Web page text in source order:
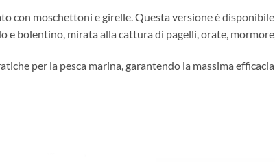
con moschettoni e girelle. Questa versione è
e bolentino, mirata alla cattura di pagelli, orate,
per la pesca marina, garantendo la massima